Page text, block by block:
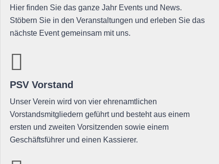
Hier finden Sie das ganze Jahr Events und News.
Stöbern Sie in den Veranstaltungen und erleben Sie das
nächste Event gemeinsam mit uns.
PSV Vorstand
Unser Verein wird von vier ehrenamtlichen
Vorstandsmitgliedern geführt und besteht aus einem
ersten und zweiten Vorsitzenden sowie einem
Geschäftsführer und einen Kassierer.